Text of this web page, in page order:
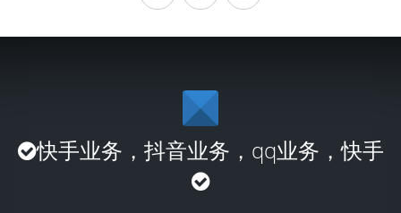
快手业务，抖音业务，qq业务，快手